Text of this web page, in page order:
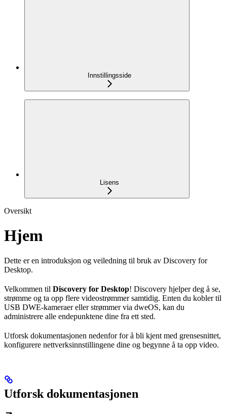
Innstillingsside
Lisens
Oversikt
Hjem
Dette er en introduksjon og veiledning til bruk av Discovery for
Desktop.
Velkommen til Discovery for Desktop! Discovery hjelper deg å se,
strømme og ta opp flere videostrømmer samtidig. Enten du kobler til
USB DWE-kameraer eller strømmer via dweOS, kan du
administrere alle endepunktene dine fra ett sted.
Utforsk dokumentasjonen nedenfor for å bli kjent med grensesnittet,
konfigurere nettverksinnstillingene dine og begynne å ta opp video.
Utforsk dokumentasjonen